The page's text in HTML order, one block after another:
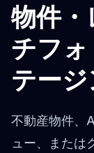
部屋で家具を試す
購入前にソファ、
部屋面積計算
ラグサイズ計算
部屋に合うラグサ
物件
チフ
テー
不動産物件、
ュー、または